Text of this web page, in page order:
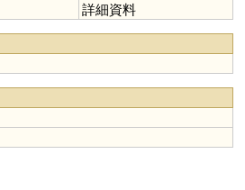
詳細資料